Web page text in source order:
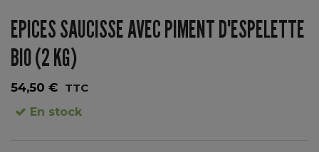
EPICES SAUCISSE AVEC PIMENT D'ESPELETTE
BIO (2 KG)
54,50 € TTC
En stock